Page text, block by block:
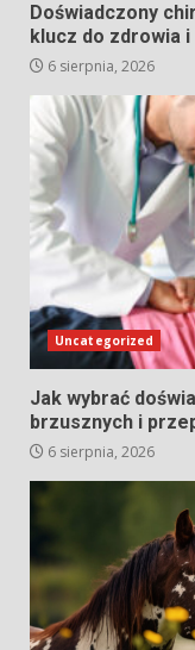
Doświadczony
klucz do zdrowia
6 sierpnia, 2026
Uncategorized
Jak wybrać
brzusznych i
6 sierpnia, 2026